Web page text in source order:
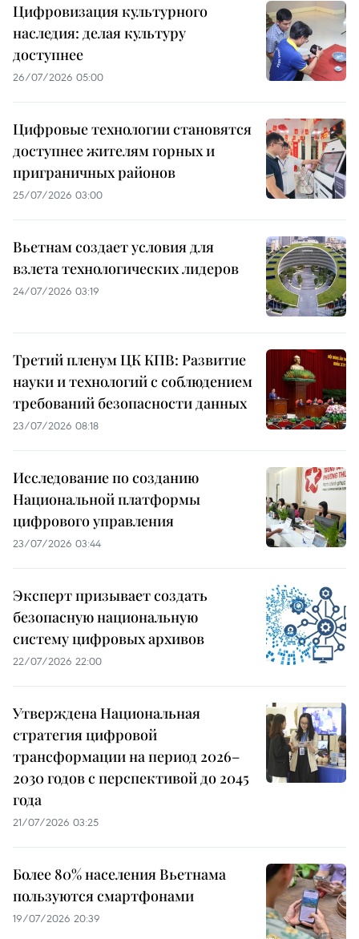
Цифровизация культурного
наследия: делая культуру
доступнее
26/07/2026 05:00
Цифровые технологии становятся
доступнее жителям горных и
приграничных районов
25/07/2026 03:00
Вьетнам создает условия для
взлета технологических лидеров
24/07/2026 03:19
Третий пленум ЦК КПВ: Развитие
науки и технологий с соблюдением
требований безопасности данных
23/07/2026 08:18
Исследование по созданию
Национальной платформы
цифрового управления
23/07/2026 03:44
Эксперт призывает создать
безопасную национальную
систему цифровых архивов
22/07/2026 22:00
Утверждена Национальная
стратегия цифровой
трансформации на период 2026–
2030 годов с перспективой до 2045
года
21/07/2026 03:25
Более 80% населения Вьетнама
пользуются смартфонами
19/07/2026 20:39